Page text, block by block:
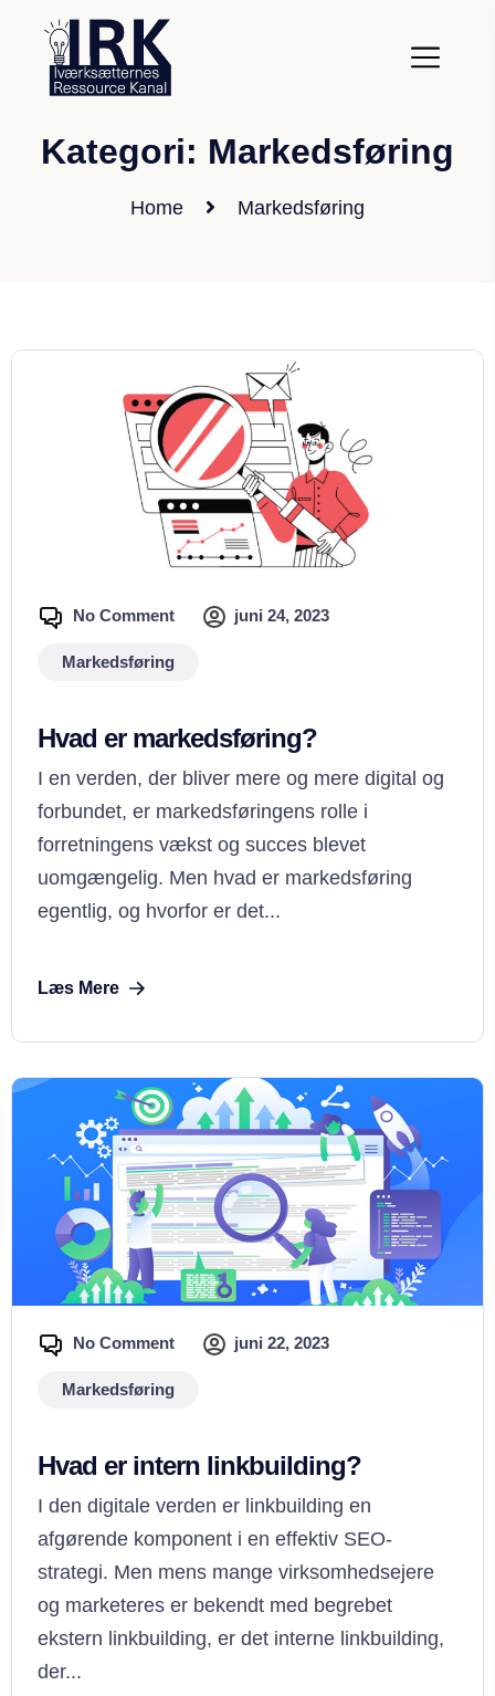
Kategori: Markedsføring
Home Markedsføring
No Comment juni 24, 2023
Markedsføring
Hvad er markedsføring?
I en verden, der bliver mere og mere digital og
forbundet, er markedsføringens rolle i
forretningens vækst og succes blevet
uomgængelig. Men hvad er markedsføring
egentlig, og hvorfor er det...
Læs Mere
No Comment juni 22, 2023
Markedsføring
Hvad er intern linkbuilding?
I den digitale verden er linkbuilding en
afgørende komponent i en effektiv SEO-
strategi. Men mens mange virksomhedsejere
og marketeres er bekendt med begrebet
ekstern linkbuilding, er det interne linkbuilding,
der...